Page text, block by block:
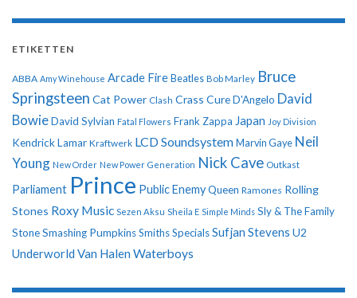
ETIKETTEN
ABBA Amy Winehouse Arcade Fire Beatles Bob Marley Bruce
Springsteen Cat Power Clash Crass CureD'Angelo David
BowieDavid Sylvian Fatal Flowers Frank Zappa Japan Joy Division
Kendrick Lamar Kraftwerk LCD Soundsystem Marvin Gaye Neil
Young New Order New Power Generation Nick Cave Outkast
Parliament Prince Public EnemyQueen Ramones Rolling
Stones Roxy Music Sezen Aksu Sheila E Simple Minds Sly & The Family
StoneSmashing PumpkinsSmithsSpecialsSufjan Stevens U2
Underworld Van Halen Waterboys